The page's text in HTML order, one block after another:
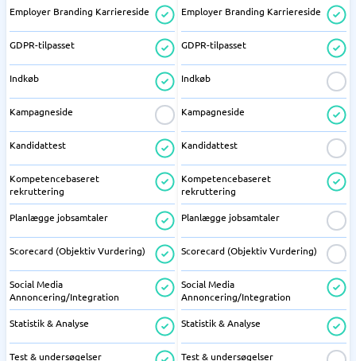
Employer Branding Karriereside
GDPR-tilpasset
Indkøb
Kampagneside
Kandidattest
Kompetencebaseret
rekruttering
Planlægge jobsamtaler
Scorecard (Objektiv Vurdering)
Social Media
Annoncering/Integration
Statistik & Analyse
Test & undersøgelser
Employer Branding Karriereside
GDPR-tilpasset
Indkøb
Kampagneside
Kandidattest
Kompetencebaseret
rekruttering
Planlægge jobsamtaler
Scorecard (Objektiv Vurdering)
Social Media
Annoncering/Integration
Statistik & Analyse
Test & undersøgelser